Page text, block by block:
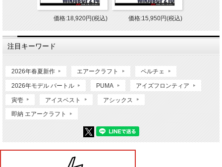
価格:18,920円(税込) 価格:15,950円(税込)
注目キーワード
2026年春夏新作 エアークラフト ペルチェ
2026年モデル バートル PUMA アイズフロンティア
寅壱 アイスベスト アシックス
即納 エアークラフト